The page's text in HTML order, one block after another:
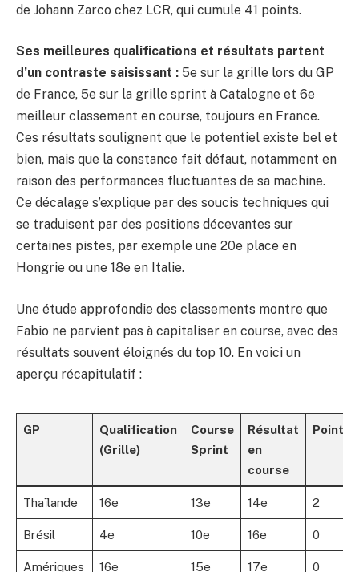
de Johann Zarco chez LCR, qui cumule 41 points.
Ses meilleures qualifications et résultats partent
d’un contraste saisissant : 5e sur la grille lors du GP
de France, 5e sur la grille sprint à Catalogne et 6e
meilleur classement en course, toujours en France.
Ces résultats soulignent que le potentiel existe bel et
bien, mais que la constance fait défaut, notamment en
raison des performances fluctuantes de sa machine.
Ce décalage s’explique par des soucis techniques qui
se traduisent par des positions décevantes sur
certaines pistes, par exemple une 20e place en
Hongrie ou une 18e en Italie.
Une étude approfondie des classements montre que
Fabio ne parvient pas à capitaliser en course, avec des
résultats souvent éloignés du top 10. En voici un
aperçu récapitulatif :
GP
Qualification
(Grille)
Course
Sprint
Résultat
en
course
Points
Thaïlande 16e 13e 14e 2
Brésil 4e 10e 16e 0
Amériques 16e 15e 17e 0